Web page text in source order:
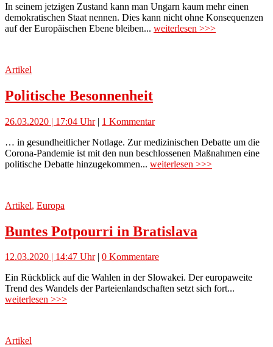
In seinem jetzigen Zustand kann man Ungarn kaum mehr einen
demokratischen Staat nennen. Dies kann nicht ohne Konsequenzen
auf der Europäischen Ebene bleiben... weiterlesen >>>
Artikel
Politische Besonnenheit
26.03.2020 | 17:04 Uhr| 1 Kommentar
… in gesundheitlicher Notlage. Zur medizinischen Debatte um die
Corona-Pandemie ist mit den nun beschlossenen Maßnahmen eine
politische Debatte hinzugekommen... weiterlesen >>>
Artikel, Europa
Buntes Potpourri in Bratislava
12.03.2020 | 14:47 Uhr| 0 Kommentare
Ein Rückblick auf die Wahlen in der Slowakei. Der europaweite
Trend des Wandels der Parteienlandschaften setzt sich fort...
weiterlesen >>>
Artikel